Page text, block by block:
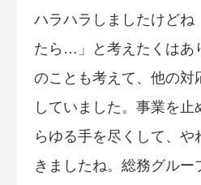
ハラハラしましたけどね
たら…」と考えたくはあ
のことも考えて、他の対
していました。事業を
らゆる手を尽くして、や
きましたね。総務グル